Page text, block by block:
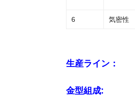
6 気密性
生産ライン：
金型組成: